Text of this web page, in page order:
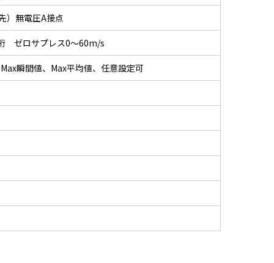
）無電圧A接点
ゼロサプレス0～60m/s
瞬間値、Max平均値、任意設定可